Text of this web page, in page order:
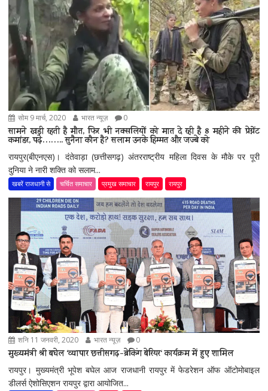
सोम 9 मार्च, 2020 भारत न्यूज़ 0
सामने खड़ी रहती है मौत, फिर भी नक्सलियों को मात दे रही है 8 महीने की प्रेग्नेंट
कमांडर, पढ़े…….. सुनैना कौन है? सलाम उनके हिम्मत और जज्बे को
रायपुर(बीएनएस)। दंतेवाड़ा (छत्तीसगढ़) अंतरराष्ट्रीय महिला दिवस के मौके पर पूरी
दुनिया ने नारी शक्ति को सलाम...
खबरें राजधानी से चर्चित समाचार प्रमुख समाचार रायपुर रायपुर
शनि 11 जनवरी, 2020 भारत न्यूज़ 0
मुख्यमंत्री श्री बघेल ‘व्यापार छत्तीसगढ़-ब्रेकिंग बेरियर‘ कार्यक्रम में हुए शामिल
रायपुर। मुख्यमंत्री भूपेश बघेल आज राजधानी रायपुर में फेडरेशन ऑफ ऑटोमोबाइल
डीलर्स ऐशोसिएशन रायपुर द्वारा आयोजित...